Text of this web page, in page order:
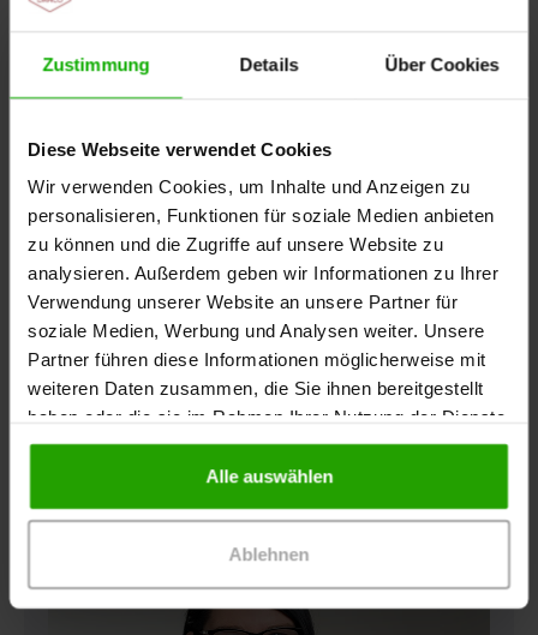
Zustimmung Details Über Cookies
Diese Webseite verwendet Cookies
Wir verwenden Cookies, um Inhalte und Anzeigen zu
personalisieren, Funktionen für soziale Medien anbieten
zu können und die Zugriffe auf unsere Website zu
analysieren. Außerdem geben wir Informationen zu Ihrer
Verwendung unserer Website an unsere Partner für
soziale Medien, Werbung und Analysen weiter. Unsere
Partner führen diese Informationen möglicherweise mit
weiteren Daten zusammen, die Sie ihnen bereitgestellt
haben oder die sie im Rahmen Ihrer Nutzung der Dienste
gesammelt haben.
Alle auswählen
Ablehnen
Videoreihe: Sinus Pilonidalis
Hydrofaser: Wann verwende ich welches Produkt?
Mehr Informationen rund ums Thema Sinus
Pilonidalis (Pilonidalsinus)
Tiefe Wunden beurteilen und behandeln
Jennifer von Klonczynski